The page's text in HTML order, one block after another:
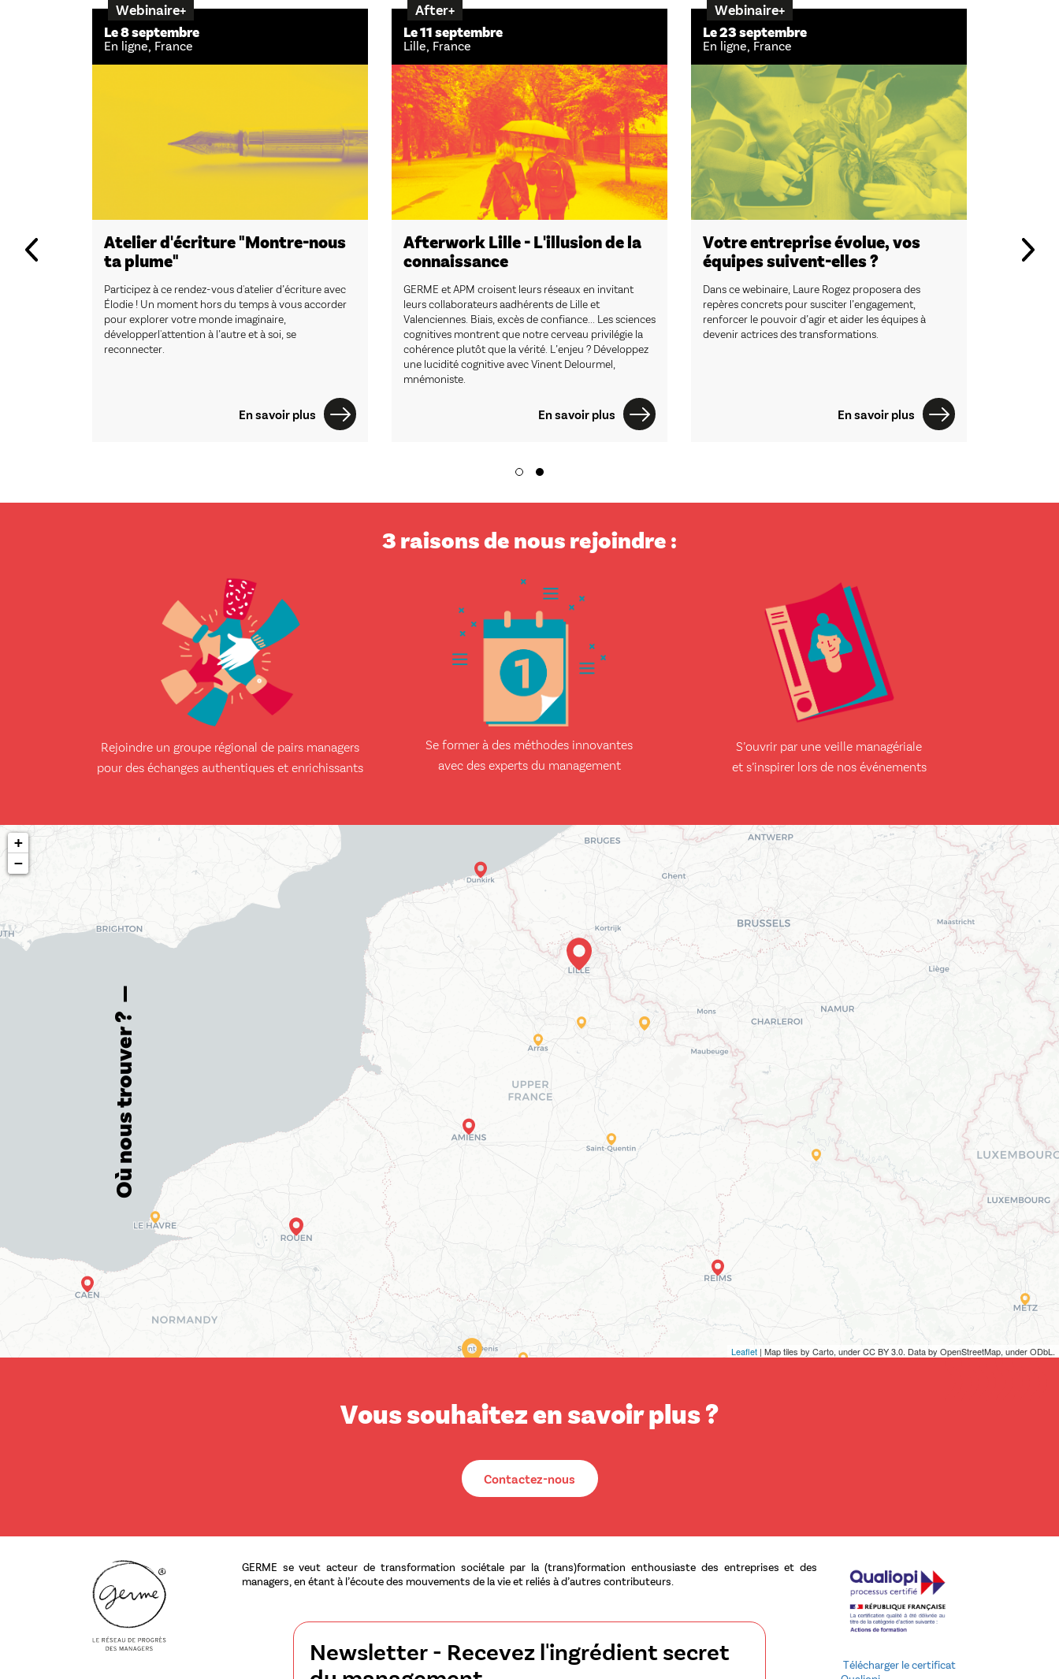
Webinaire+
Le 8 septembre
En ligne, France
Atelier d'écriture "Montre-nous
ta plume"
Participez à ce rendez-vous d'atelier d’écriture avec
Élodie ! Un moment hors du temps à vous accorder
pour explorer votre monde imaginaire,
développerl'attention à l’autre et à soi, se
reconnecter.
En savoir plus
After+
Le 11 septembre
Lille, France
Afterwork Lille - L'illusion de la
connaissance
GERME et APM croisent leurs réseaux en invitant
leurs collaborateurs aadhérents de Lille et
Valenciennes. Biais, excès de confiance... Les sciences
cognitives montrent que notre cerveau privilégie la
cohérence plutôt que la vérité. L’enjeu ? Développez
une lucidité cognitive avec Vinent Delourmel,
mnémoniste.
En savoir plus
Webinaire+
Le 23 septembre
En ligne, France
Votre entreprise évolue, vos
équipes suivent-elles ?
Dans ce webinaire, Laure Rogez proposera des
repères concrets pour susciter l’engagement,
renforcer le pouvoir d’agir et aider les équipes à
devenir actrices des transformations.
En savoir plus
Ciné-
3 raisons de nous rejoindre :
Rejoindre un groupe régional de pairs managers
pour des échanges authentiques et enrichissants
Se former à des méthodes innovantes
avec des experts du management
S’ouvrir par une veille managériale
et s’inspirer lors de nos événements
Où nous trouver ?
+
−
Leaflet | Map tiles by Carto, under CC BY 3.0. Data by OpenStreetMap, under ODbL.
Vous souhaitez en savoir plus ?
Contactez-nous
GERME se veut acteur de transformation sociétale par la (trans)formation enthousiaste des entreprises et des
managers, en étant à l’écoute des mouvements de la vie et reliés à d’autres contributeurs.
Newsletter - Recevez l'ingrédient secret
Télécharger le certificat